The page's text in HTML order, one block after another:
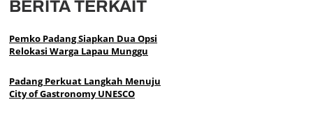
BERITA TERKAIT
Pemko Padang Siapkan Dua Opsi
Relokasi Warga Lapau Munggu
Padang Perkuat Langkah Menuju
City of Gastronomy UNESCO